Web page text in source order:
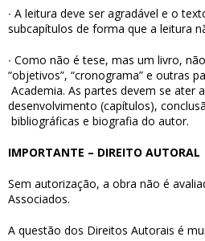
∙ A leitura deve ser agradável e o
subcapítulos de forma que a leitura
∙ Como não é tese, mas um livro,
“objetivos”, “cronograma” e outras
Academia. As partes devem se ater
desenvolvimento (capítulos),
bibliográficas e biografia do autor.
IMPORTANTE – DIREITO AUTORAL
Sem autorização, a obra não é
Associados.
A questão dos Direitos Autorais é